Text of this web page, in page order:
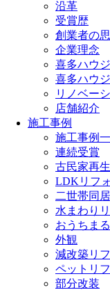
沿革
受賞歴
創業者の
企業理念
喜多ハウ
喜多ハウ
リノベー
店舗紹介
施工事例
施工事例
連続受賞
古民家再
LDKリフ
二世帯同
水まわり
おうちま
外観
減改築リ
ペットリ
部分改装